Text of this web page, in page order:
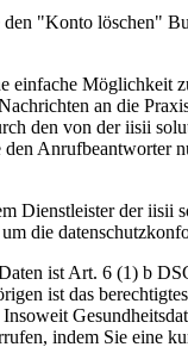
"Konto löschen"
einfache Möglichkeit
an die
den von der iisii
Dienstleister der
die
ist Art. 6 (1) b
ist das
indem Sie eine